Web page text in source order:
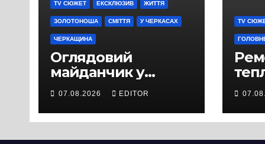
TV СЮЖЕТ ЕКСКЛЮЗИВ ЖИТТЯ
ЗОЛОТОНОША СМІТТЯ У ЧЕРКАСАХ
ЧЕРКАЩИНА
Оглядовий
майданчик у
Панському біля
Черкас
перетворився на
07.08.2026 EDITOR
TV